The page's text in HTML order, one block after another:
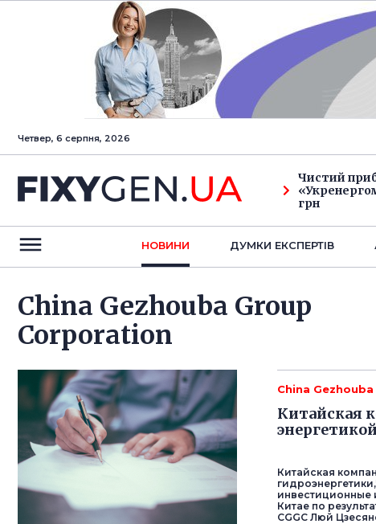
Четвер, 6 серпня, 2026
Чистий
грн
НОВИНИ ДУМКИ ЕКСПЕРТIВ
China Gezhouba Group
Corporation
China
Китайская
энергетикой
Китайская
инвестиционные
Китае по
CGGC Люй